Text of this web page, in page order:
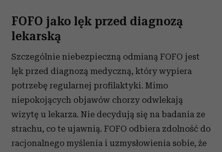
FOFO jako lęk przed diagnozą
lekarską
Szczególnie niebezpieczną odmianą FOFO jest
lęk przed diagnozą medyczną, który wypiera
potrzebę regularnej profilaktyki. Mimo
niepokojących objawów chorzy odwlekają
wizytę u lekarza. Nie decydują się na badania ze
strachu, co te ujawnią. FOFO odbiera zdolność do
racjonalnego myślenia i uzmysłowienia sobie, że